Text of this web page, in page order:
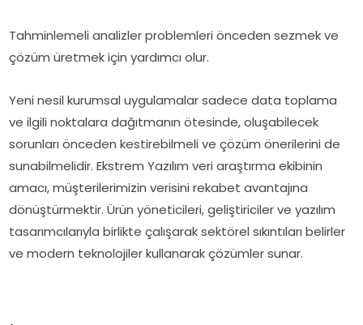
Tahminlemeli analizler problemleri önceden sezmek ve
çözüm üretmek için yardımcı olur.
Yeni nesil kurumsal uygulamalar sadece data toplama
ve ilgili noktalara dağıtmanın ötesinde, oluşabilecek
sorunları önceden kestirebilmeli ve çözüm önerilerini de
sunabilmelidir. Ekstrem Yazılım veri araştırma ekibinin
amacı, müşterilerimizin verisini rekabet avantajına
dönüştürmektir. Ürün yöneticileri, geliştiriciler ve yazılım
tasarımcılarıyla birlikte çalışarak sektörel sıkıntıları belirler
ve modern teknolojiler kullanarak çözümler sunar.